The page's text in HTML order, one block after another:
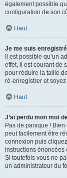
également possible
configuration de son
Haut
Je me suis
Il est possible qu’un
effet, il est courant de
pour réduire la taille
ré-enregistrer et
Haut
J’ai perdu mon mot
Pas de panique !
peut facilement être
connexion puis
instructions énoncées
Si toutefois vous ne
un administrateur du